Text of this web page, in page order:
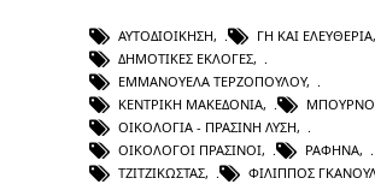
ΑΥΤΟΔΙΟΊΚΗΣΗ, ΓΗ ΚΑΙ ΕΛΕΥΘΕΡΊΑ,
ΔΗΜΟΤΙΚΈΣ ΕΚΛΟΓΈΣ,
ΕΜΜΑΝΟΥΈΛΑ ΤΕΡΖΟΠΟΎΛΟΥ,
ΚΕΝΤΡΙΚΉ ΜΑΚΕΔΟΝΊΑ,
ΟΙΚΟΛΟΓΊΑ - ΠΡΆΣΙΝΗ ΛΎΣΗ,
ΟΙΚΟΛΌΓΟΙ ΠΡΆΣΙΝΟΙ, ΡΑΦΉΝΑ,
ΤΖΙΤΖΙΚΏΣΤΑΣ, ΦΊΛΙΠΠΟΣ